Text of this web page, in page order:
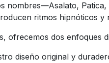
nombres—Asalato,
ritmos hipnóticos
ofrecemos dos enfoques
diseño original y